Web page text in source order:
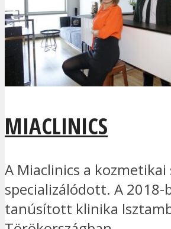
MIACLINICS
A Miaclinics a kozmetikai
specializálódott. A
tanúsított klinika